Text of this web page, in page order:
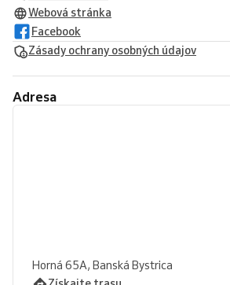
Webová stránka
Facebook
Zásady ochrany osobných údajov
Adresa
Horná 65A, Banská Bystrica